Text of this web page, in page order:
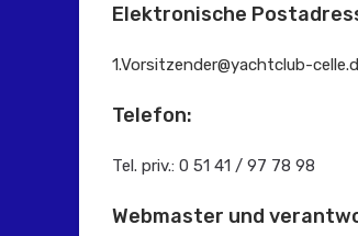
Elektronische
1.Vorsitzender@yachtclub-
Telefon:
Tel. priv.: 0 51 41 / 97 78 98
Webmaster und